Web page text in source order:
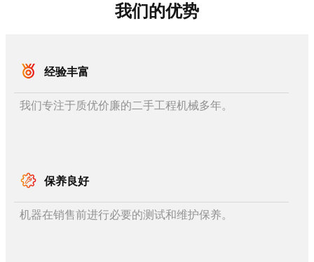
我们的优势
经验丰富
我们专注于质优价廉的二手工程机械多年。
保养良好
机器在销售前进行必要的测试和维护保养。